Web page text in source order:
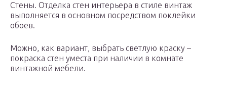
Стены. Отделка стен интерьера в стиле винтаж
выполняется в основном посредством поклейки
обоев.
Можно, как вариант, выбрать светлую краску –
покраска стен уместа при наличии в комнате
винтажной мебели.